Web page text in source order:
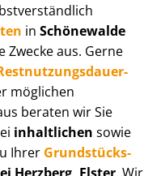
in Schönewalde
Zwecke aus. Gerne
möglichen
beraten wir Sie
inhaltlichen sowie
Ihrer Grund­stücks­